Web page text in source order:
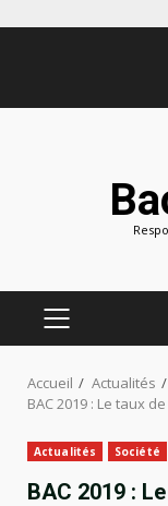
MENU
PRINCIPAL
Accueil Actualités
BAC 2019 : Le taux
Actualités Société
BAC 2019 :